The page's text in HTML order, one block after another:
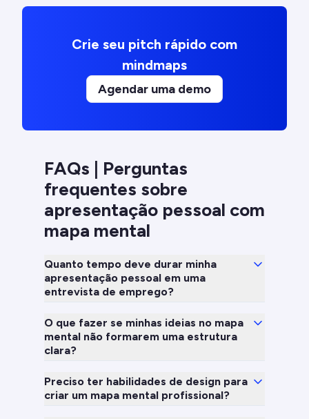
Crie seu pitch rápido com
mindmaps
Agendar uma demo
FAQs | Perguntas
frequentes sobre
apresentação pessoal com
mapa mental
Quanto tempo deve durar minha
apresentação pessoal em uma
entrevista de emprego?
O que fazer se minhas ideias no mapa
mental não formarem uma estrutura
clara?
Preciso ter habilidades de design para
criar um mapa mental profissional?